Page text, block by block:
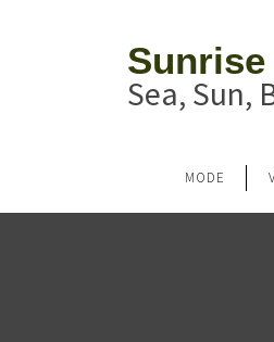
Sunrise
Sea, Sun,
MODE